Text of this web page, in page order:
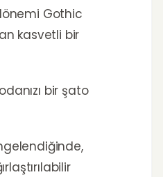
Gothic
kasvetli bir
bir şato